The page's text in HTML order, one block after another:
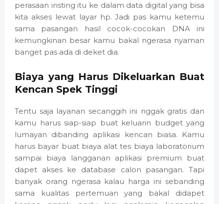
perasaan insting itu ke dalam data digital yang bisa
kita akses lewat layar hp. Jadi pas kamu ketemu
sama pasangan hasil cocok-cocokan DNA ini
kemungkinan besar kamu bakal ngerasa nyaman
banget pas ada di deket dia.
Biaya yang Harus Dikeluarkan Buat
Kencan Spek Tinggi
Tentu saja layanan secanggih ini nggak gratis dan
kamu harus siap-siap buat keluarin budget yang
lumayan dibanding aplikasi kencan biasa. Kamu
harus bayar buat biaya alat tes biaya laboratorium
sampai biaya langganan aplikasi premium buat
dapet akses ke database calon pasangan. Tapi
banyak orang ngerasa kalau harga ini sebanding
sama kualitas pertemuan yang bakal didapet